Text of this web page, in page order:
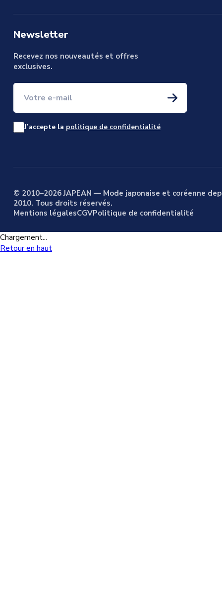
Newsletter
Recevez nos nouveautés et offres
exclusives.
Votre e-mail
J’accepte la politique de confidentialité
© 2010–2026 JAPEAN — Mode japonaise et coréenne
2010. Tous droits réservés.
Mentions légalesCGVPolitique de confidentialité
Chargement...
Retour en haut